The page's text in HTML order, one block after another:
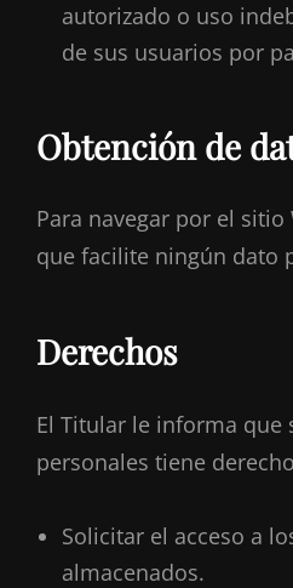
autorizado o uso
de sus usuarios por
Obtención de
Para navegar por el
que facilite ningún dato
Derechos
El Titular le informa que
personales tiene
Solicitar el acceso a
almacenados.